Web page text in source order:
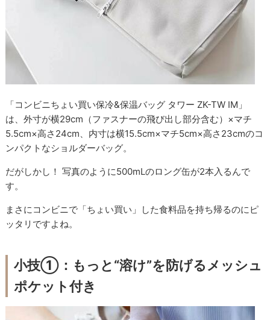
「コンビニちょい買い保冷&保温バッグ タワー ZK-TW IM」
は、外寸が横29cm（ファスナーの飛び出し部分含む）×マチ
5.5cm×高さ24cm、内寸は横15.5cm×マチ5cm×高さ23cmのコ
ンパクトなショルダーバッグ。
だがしかし！ 写真のように500mLのロング缶が2本入るんで
す。
まさにコンビニで「ちょい買い」した食料品を持ち帰るのにピ
ッタリですよね。
小技①：もっと“溶け”を防げるメッシュ
ポケット付き